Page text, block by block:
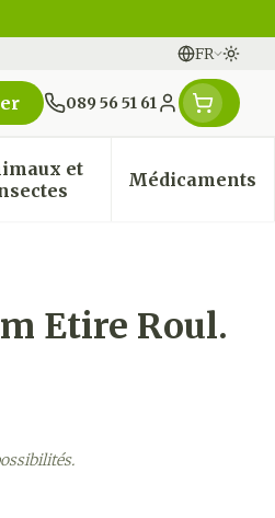
FR
Langues
089 56 51 61
Menu client
Naturopathie
menu pour la catégorie
et
Afficher le sous-menu
Médicaments
Afficher
Etire Roul.